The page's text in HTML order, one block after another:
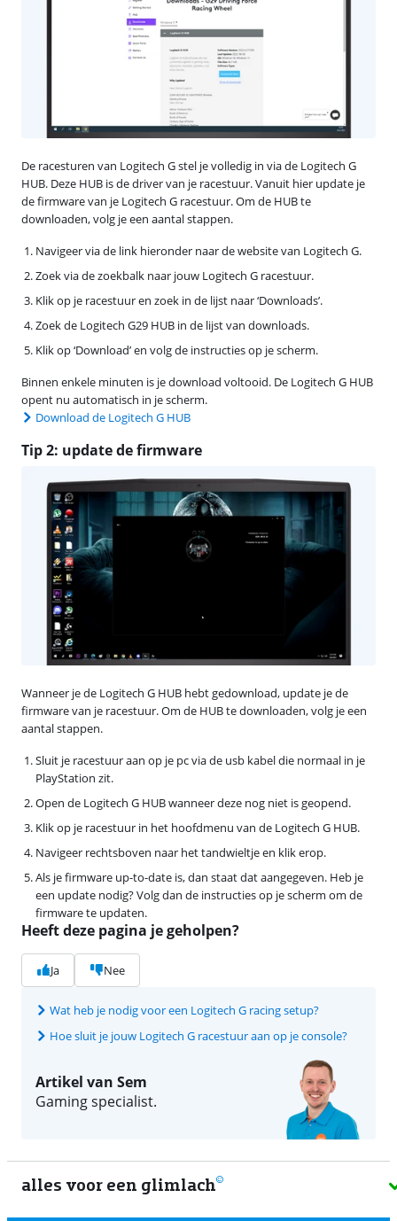
De racesturen van Logitech G stel je volledig in via de Logitech G
HUB. Deze HUB is de driver van je racestuur. Vanuit hier update je
de firmware van je Logitech G racestuur. Om de HUB te
downloaden, volg je een aantal stappen.
Navigeer via de link hieronder naar de website van Logitech G.
Zoek via de zoekbalk naar jouw Logitech G racestuur.
Klik op je racestuur en zoek in de lijst naar ‘Downloads’.
Zoek de Logitech G29 HUB in de lijst van downloads.
Klik op ‘Download’ en volg de instructies op je scherm.
Binnen enkele minuten is je download voltooid. De Logitech G HUB
opent nu automatisch in je scherm.
Download de Logitech G HUB
Tip 2: update de firmware
Wanneer je de Logitech G HUB hebt gedownload, update je de
firmware van je racestuur. Om de HUB te downloaden, volg je een
aantal stappen.
Sluit je racestuur aan op je pc via de usb kabel die normaal in je
PlayStation zit.
Open de Logitech G HUB wanneer deze nog niet is geopend.
Klik op je racestuur in het hoofdmenu van de Logitech G HUB.
Navigeer rechtsboven naar het tandwieltje en klik erop.
Als je firmware up-to-date is, dan staat dat aangegeven. Heb je
een update nodig? Volg dan de instructies op je scherm om de
firmware te updaten.
Heeft deze pagina je geholpen?
Ja Nee
Wat heb je nodig voor een Logitech G racing setup?
Hoe sluit je jouw Logitech G racestuur aan op je console?
Artikel van Sem
Gaming specialist.
alles voor een glimlach